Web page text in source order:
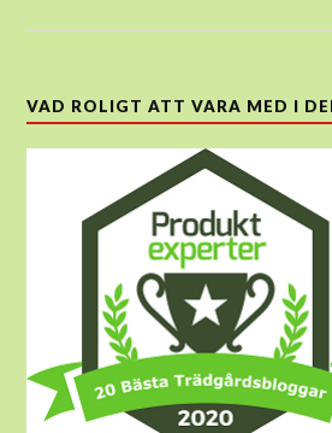
VAD ROLIGT ATT VARA MED I